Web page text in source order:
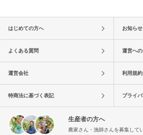
はじめての方へ お知らせ
よくある質問 運営へ
運営会社 利用規約
特商法に基づく表記 プライ
生産者の方へ
農家さん・漁師さんを募集して